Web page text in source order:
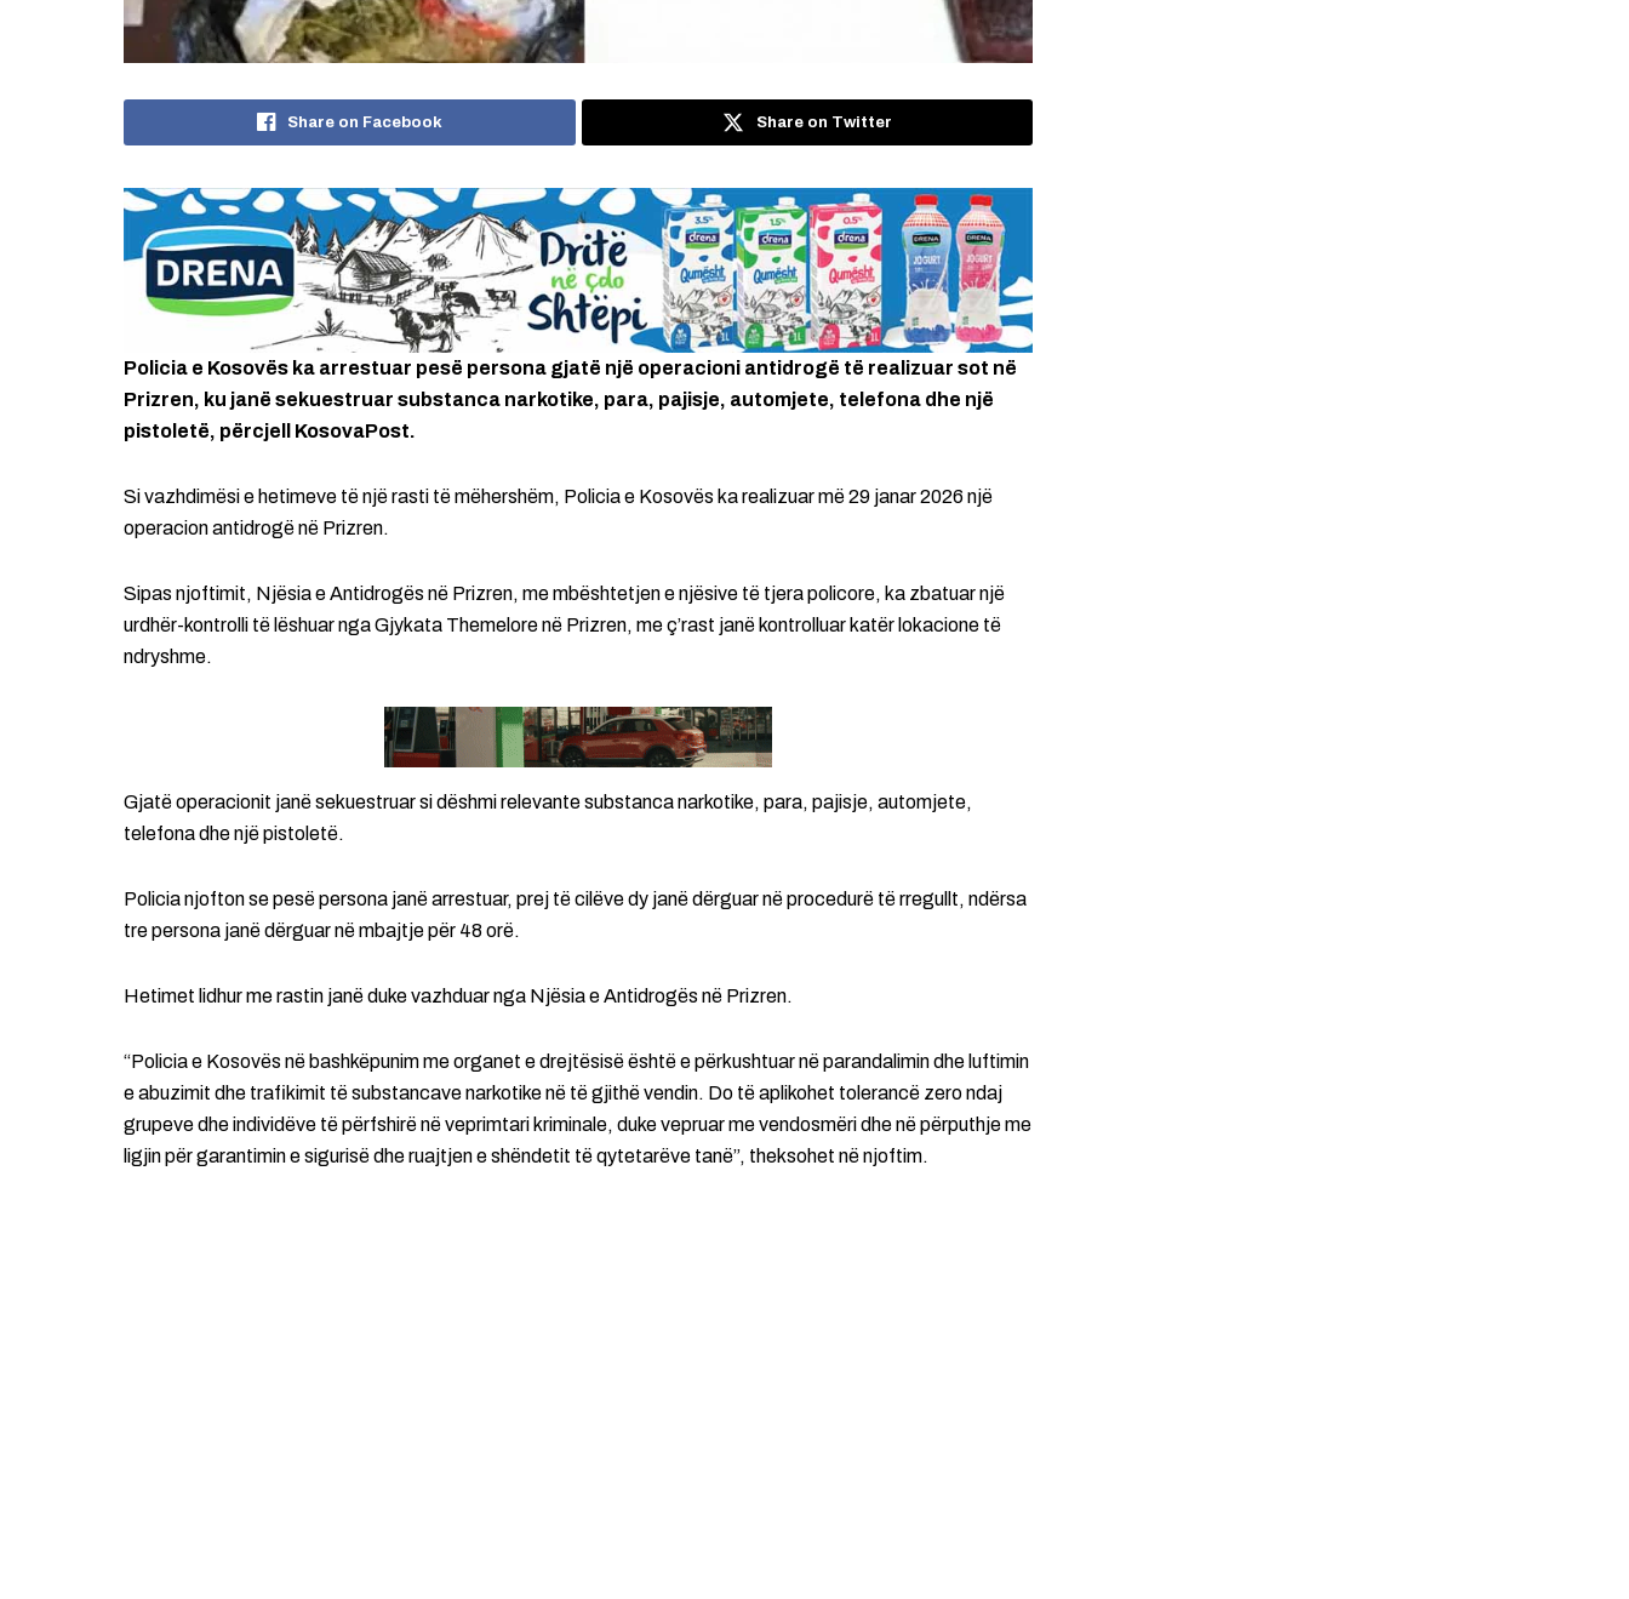
Share on Facebook Share on Twitter
Policia e Kosovës ka arrestuar pesë persona gjatë një operacioni antidrogë të realizuar sot në
Prizren, ku janë sekuestruar substanca narkotike, para, pajisje, automjete, telefona dhe një
pistoletë, përcjell KosovaPost.
Si vazhdimësi e hetimeve të një rasti të mëhershëm, Policia e Kosovës ka realizuar më 29 janar 2026 një
operacion antidrogë në Prizren.
Sipas njoftimit, Njësia e Antidrogës në Prizren, me mbështetjen e njësive të tjera policore, ka zbatuar një
urdhër-kontrolli të lëshuar nga Gjykata Themelore në Prizren, me ç’rast janë kontrolluar katër lokacione të
ndryshme.
Gjatë operacionit janë sekuestruar si dëshmi relevante substanca narkotike, para, pajisje, automjete,
telefona dhe një pistoletë.
Policia njofton se pesë persona janë arrestuar, prej të cilëve dy janë dërguar në procedurë të rregullt, ndërsa
tre persona janë dërguar në mbajtje për 48 orë.
Hetimet lidhur me rastin janë duke vazhduar nga Njësia e Antidrogës në Prizren.
“Policia e Kosovës në bashkëpunim me organet e drejtësisë është e përkushtuar në parandalimin dhe luftimin
e abuzimit dhe trafikimit të substancave narkotike në të gjithë vendin. Do të aplikohet tolerancë zero ndaj
grupeve dhe individëve të përfshirë në veprimtari kriminale, duke vepruar me vendosmëri dhe në përputhje me
ligjin për garantimin e sigurisë dhe ruajtjen e shëndetit të qytetarëve tanë”, theksohet në njoftim.